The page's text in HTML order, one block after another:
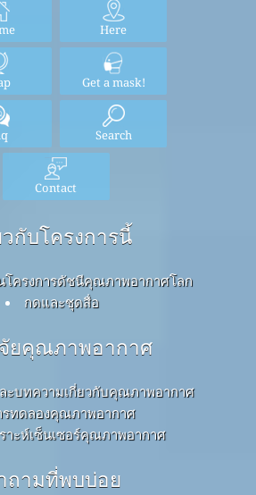
Here
Get a mask!
Search
Contact
วกับโครงการนี้
โครงการดัชนีคุณภาพอากาศโลก
กดและชุดสื่อ
ยคุณภาพอากาศ
ะบทความเกี่ยวกับคุณภาพอากาศ
รทดลองคุณภาพอากาศ
าะห์เซ็นเซอร์คุณภาพอากาศ
ถามที่พบบ่อย